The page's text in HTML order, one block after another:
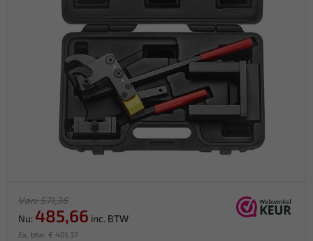
Van: 571,36
Nu: 485,66 inc. BTW
Ex. btw: € 401,37